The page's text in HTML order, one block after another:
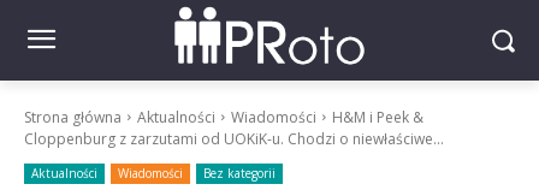
Strona główna Aktualności Wiadomości
H&M i Peek &
Cloppenburg z zarzutami od UOKiK-u. Chodzi o niewłaściwe...
Aktualności Wiadomości Bez kategorii